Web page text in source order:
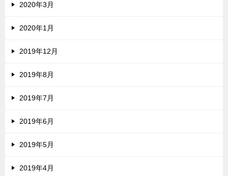
2020年3月
2020年1月
2019年12月
2019年8月
2019年7月
2019年6月
2019年5月
2019年4月